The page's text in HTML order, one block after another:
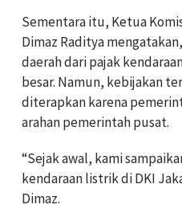
Sementara itu, Ketua
Dimaz Raditya
daerah dari pajak
besar. Namun, kebijakan
diterapkan karena
arahan pemerintah pusat.
“Sejak awal, kami
kendaraan listrik di DKI
Dimaz.